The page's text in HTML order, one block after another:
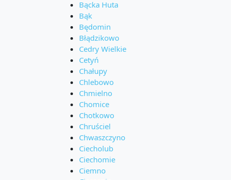
Bącka Huta
Bąk
Będomin
Błądzikowo
Cedry Wielkie
Cetyń
Chałupy
Chlebowo
Chmielno
Chomice
Chotkowo
Chruściel
Chwaszczyno
Ciecholub
Ciechomie
Ciemno